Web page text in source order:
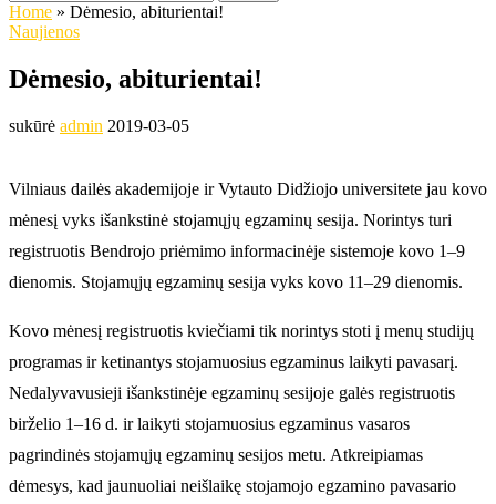
Home » Dėmesio, abiturientai!
Naujienos
Dėmesio, abiturientai!
sukūrė admin 2019-03-05
Vilniaus dailės akademijoje ir Vytauto Didžiojo universitete jau kovo
mėnesį vyks išankstinė stojamųjų egzaminų sesija. Norintys turi
registruotis Bendrojo priėmimo informacinėje sistemoje kovo 1–9
dienomis. Stojamųjų egzaminų sesija vyks kovo 11–29 dienomis.
Kovo mėnesį registruotis kviečiami tik norintys stoti į menų studijų
programas ir ketinantys stojamuosius egzaminus laikyti pavasarį.
Nedalyvavusieji išankstinėje egzaminų sesijoje galės registruotis
birželio 1–16 d. ir laikyti stojamuosius egzaminus vasaros
pagrindinės stojamųjų egzaminų sesijos metu. Atkreipiamas
dėmesys, kad jaunuoliai neišlaikę stojamojo egzamino pavasario